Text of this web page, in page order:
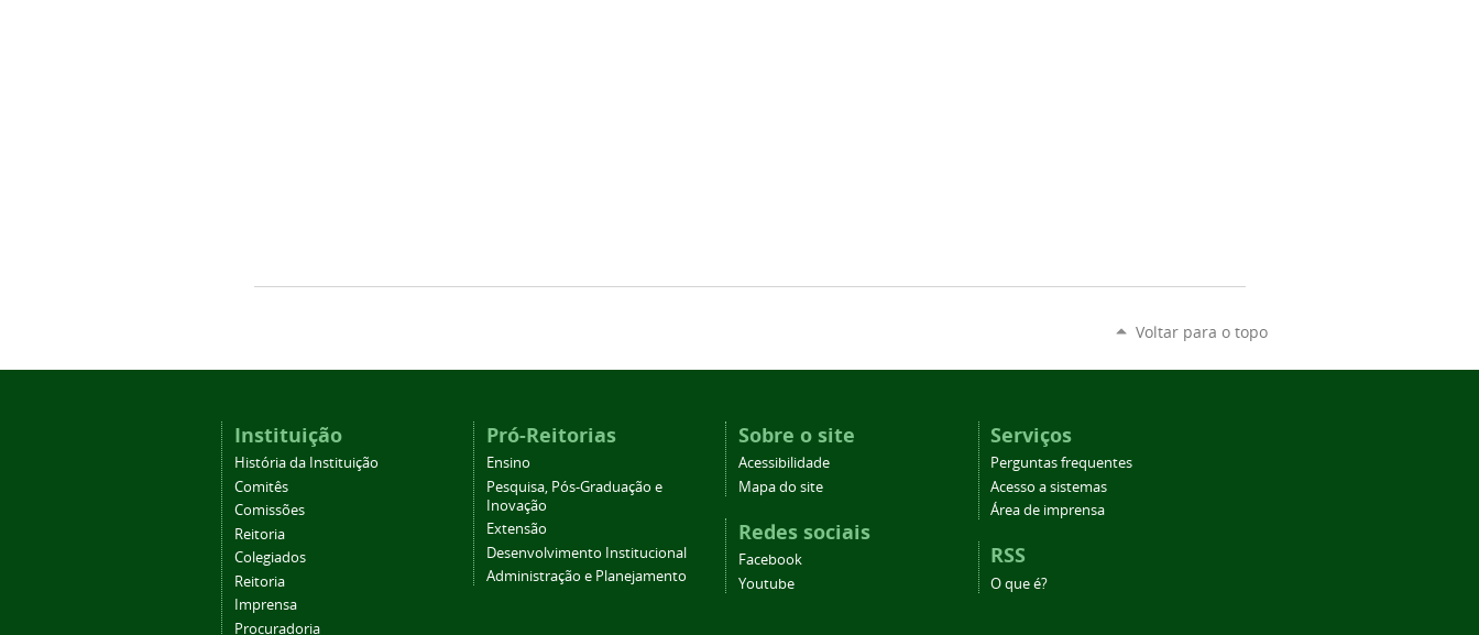
Voltar para o topo
Instituição
História da Instituição
Comitês
Comissões
Reitoria
Colegiados
Reitoria
Imprensa
Procuradoria
Pró-Reitorias
Ensino
Pesquisa, Pós-Graduação e
Inovação
Extensão
Desenvolvimento Institucional
Administração e Planejamento
Sobre o site
Acessibilidade
Mapa do site
Redes sociais
Facebook
Youtube
Serviços
Perguntas frequentes
Acesso a sistemas
Área de imprensa
RSS
O que é?